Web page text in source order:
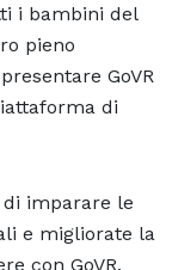
i bambini del
pieno
GoVR
di
imparare le
e migliorate la
con GoVR.